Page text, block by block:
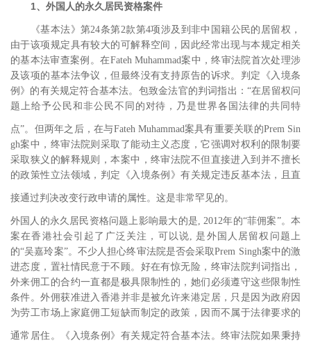
1、外国人的永久居民资格案件
《基本法》第24条第2款第4项涉及到非中国籍公民的居留权，
由于该项规定具有较大的可解释空间，因此经常出现与本规定相关
的基本法审查案例。在Fateh Muhammad案中，终审法院首次处理涉
及该项的基本法争议，但最终没有支持原告的诉求。判定《入境条
例》的有关规定符合基本法。包致金法官的判词指出：“在居留权问
题上给予公民和非公民不同的对待，乃是世界各国法律的共同特
点”。但两年之后，在与Fateh Muhammad案具有重要关联的Prem Sin
gh案中，终审法院则采取了能动主义态度，它强调对权利的限制要
采取狭义的解释规则，本案中，终审法院不但直接进入到并不擅长
的政策性立法领域，判定《入境条例》有关规定违反基本法，且直
接通过判决改变行政申请的属性。 这是非常罕见的。
外国人的永久居民资格问题上影响最大的是 , 2012年的“菲佣案”。本
案在香港社会引起了广泛关注，可以说, 是外国人居留权问题上
的“吴嘉玲案”。不少人担心终审法院是否会采取Prem Singh案中的激
进态度，置社情民意于不顾。好在有惊无险，终审法院判词指出，
外来佣工的合约一直都是极具限制性的，她们必须遵守这些限制性
条件。外佣获准进入香港并非是被允许来港定居，只是因为政府因
为劳工市场上家庭佣工短缺而制定的政策，因而不属于法律要求的
通常居住。
《入境条例》有关规定符合基本法。终审法院如果秉持